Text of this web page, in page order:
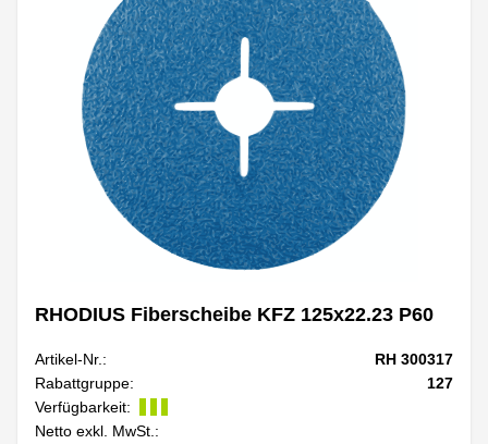
RHODIUS Fiberscheibe KFZ 125x22.23 P60
Artikel-Nr.:
RH 300317
Rabattgruppe:
127
Verfügbarkeit:
Netto exkl. MwSt.: